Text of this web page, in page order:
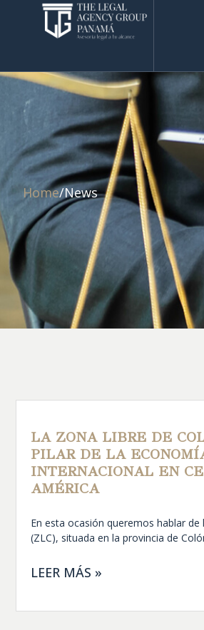
Home/News
LA ZONA LIBRE DE
PILAR DE LA
INTERNACIONAL EN
AMÉRICA
En esta ocasión queremos hablar
(ZLC), situada en la provincia de
LEER MÁS »